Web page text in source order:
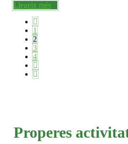
Llegeix més
1
2
3
4
Properes